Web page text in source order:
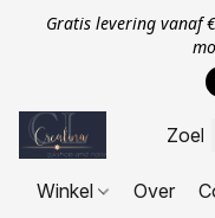
Gratis levering vanaf
Winkel Over